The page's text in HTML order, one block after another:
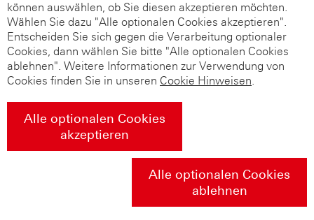
können auswählen, ob Sie diesen akzeptieren möchten.
Wählen Sie dazu "Alle optionalen Cookies akzeptieren".
Entscheiden Sie sich gegen die Verarbeitung optionaler
Cookies, dann wählen Sie bitte "Alle optionalen Cookies
ablehnen". Weitere Informationen zur Verwendung von
Cookies finden Sie in unseren Cookie Hinweisen.
Alle optionalen Cookies
akzeptieren
Alle optionalen Cookies
ablehnen